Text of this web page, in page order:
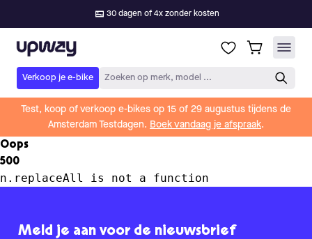
30 dagen of 4x zonder kosten
Upway
Verkoop je e-bike Zoeken op merk, model ...
Test, koop of verkoop e-bikes op 15 of 29 augustus tijdens de
Amsterdam Testdagen. Boek vandaag je afspraak.
Oops
500
n.replaceAll is not a function
Meld je aan voor de nieuwsbrief